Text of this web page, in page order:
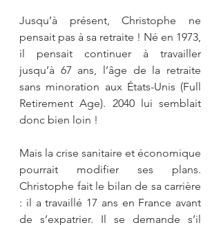
Jusqu’à présent, Christophe ne
pensait pas à sa retraite ! Né en 1973,
il pensait continuer à travailler
jusqu’à 67 ans, l’âge de la retraite
sans minoration aux États-Unis (Full
Retirement Age). 2040 lui semblait
donc bien loin !
Mais la crise sanitaire et économique
pourrait modifier ses plans.
Christophe fait le bilan de sa carrière
: il a travaillé 17 ans en France avant
de s’expatrier. Il se demande s’il